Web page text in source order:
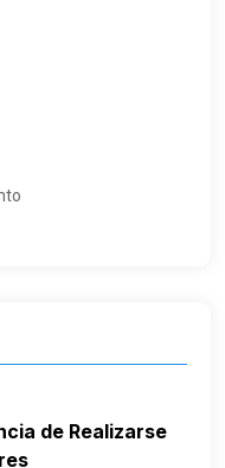
de Realizarse